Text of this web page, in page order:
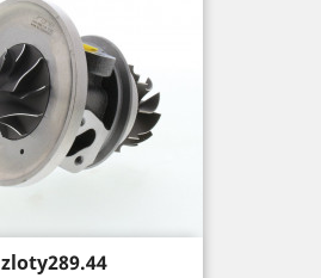
Price
zloty289.44